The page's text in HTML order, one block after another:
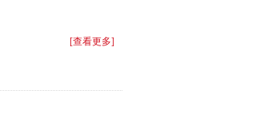
[查看更多]